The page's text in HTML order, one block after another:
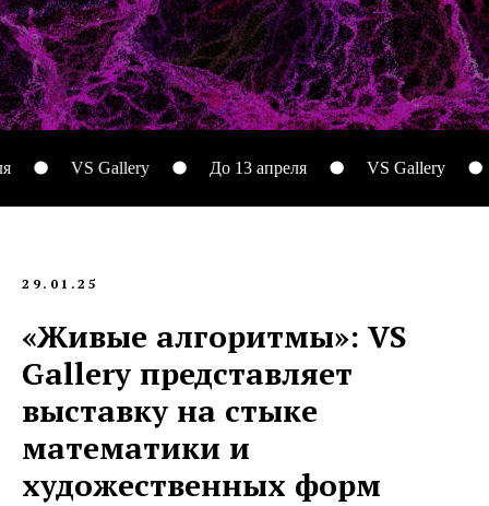
VS Gallery До 13 апреля VS Gallery
29.01.25
«Живые алгоритмы»: VS
Gallery представляет
выставку на стыке
математики и
художественных форм